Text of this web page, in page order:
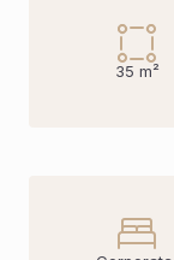
35 m²